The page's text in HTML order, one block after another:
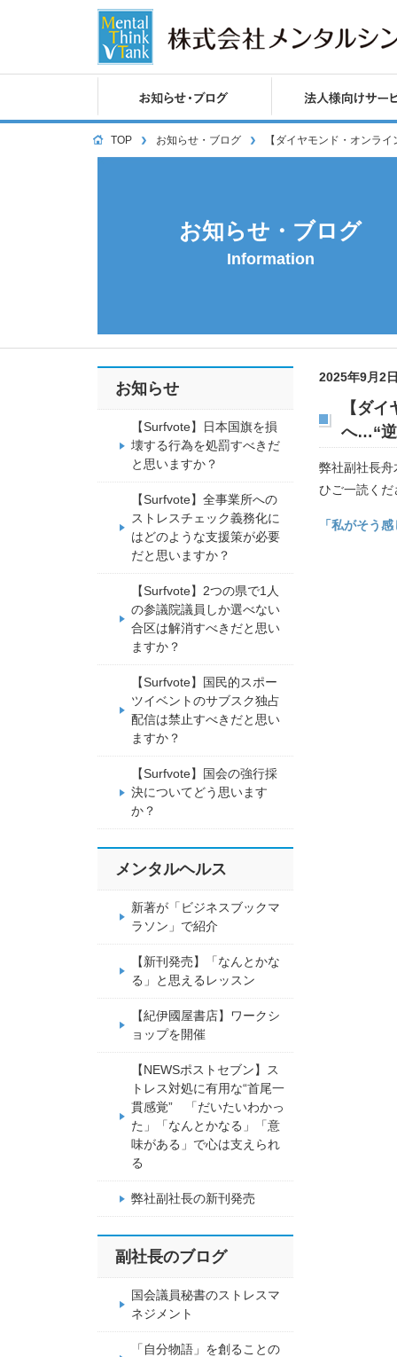
TOP お知らせ・ブログ 【ダイヤモンド・オンラ
お知らせ・ブログ
Information
2025年9月2
【ダ
へ…“逆
弊社副社長
ひご一読くだ
「私がそう
お知らせ
【Surfvote】日本国旗を損
壊する行為を処罰すべきだ
と思いますか？
【Surfvote】全事業所への
ストレスチェック義務化に
はどのような支援策が必要
だと思いますか？
【Surfvote】2つの県で1人
の参議院議員しか選べない
合区は解消すべきだと思い
ますか？
【Surfvote】国民的スポー
ツイベントのサブスク独占
配信は禁止すべきだと思い
ますか？
【Surfvote】国会の強行採
決についてどう思います
か？
メンタルヘルス
新著が「ビジネスブックマ
ラソン」で紹介
【新刊発売】「なんとかな
る」と思えるレッスン
【紀伊國屋書店】ワークシ
ョップを開催
【NEWSポストセブン】ス
トレス対処に有用な“首尾一
貫感覚” 「だいたいわかっ
た」「なんとかなる」「意
味がある」で心は支えられ
る
弊社副社長の新刊発売
副社長のブログ
国会議員秘書のストレスマ
ネジメント
「自分物語」を創ることの